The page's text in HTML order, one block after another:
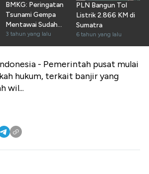
BMKG: Peringatan
Tsunami Gempa
Mentawai Sudah
Diakhiri
3 tahun yang lalu
PLN Bangun Tol
Listrik 2.866 KM di
Sumatra
6 tahun yang lalu
- Pemerintah pusat mulai
hukum, terkait banjir yang
wil...